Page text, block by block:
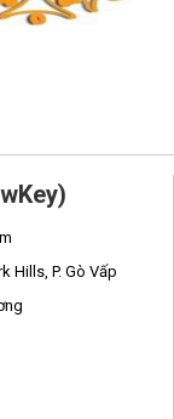
Hills, P. Gò Vấp